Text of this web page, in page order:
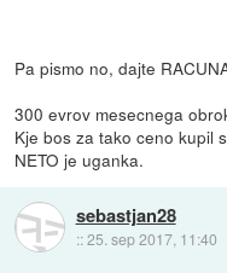
Pa pismo no, dajte
300 evrov mesecnega
Kje bos za tako ceno kupil
NETO je uganka.
sebastjan28
::25. sep 2017, 11:40